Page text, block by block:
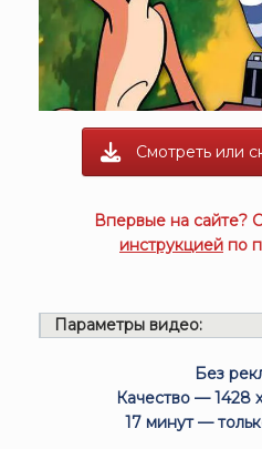
Смотреть или
Впервые на сайте?
инструкцией по
Параметры видео:
Без
Качество — 1428
17 минут —